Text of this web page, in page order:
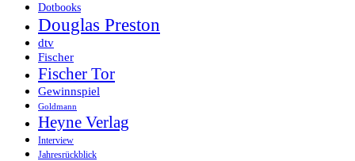
Dotbooks
Douglas Preston
dtv
Fischer
Fischer Tor
Gewinnspiel
Goldmann
Heyne Verlag
Interview
Jahresrückblick